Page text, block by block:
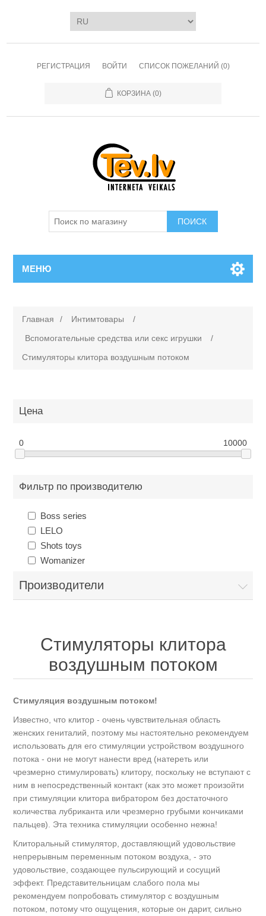
РЕГИСТРАЦИЯ ВОЙТИ СПИСОК ПОЖЕЛАНИЙ (0)
КОРЗИНА (0)
ПОИСК
МЕНЮ
Главная / Интимтовары
/
Вспомогательные средства или cекс игрушки
/
Стимуляторы клитора воздушным потоком
Цена
0 10000
Фильтр по производителю
Boss series
LELO
Shots toys
Womanizer
Производители
Стимуляторы клитора
воздушным потоком
Стимуляция воздушным потоком!
Известно, что клитор - очень чувствительная область
женских гениталий, поэтому мы настоятельно рекомендуем
использовать для его стимуляции устройством воздушного
потока - они не могут нанести вред (натереть или
чрезмерно стимулировать) клитору, поскольку не вступают с
ним в непосредственный контакт (как это может произойти
при стимуляции клитора вибратором без достаточного
количества лубриканта или чрезмерно грубыми кончиками
пальцев). Эта техника стимуляции особенно нежна!
Клиторальный стимулятор, доставляющий удовольствие
непрерывным переменным потоком воздуха, - это
удовольствие, создающее пульсирующий и сосущий
эффект. Представительницам слабого пола мы
рекомендуем попробовать стимулятор с воздушным
потоком, потому что ощущения, которые он дарит, сильно